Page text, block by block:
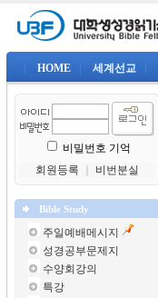
HOME 세계선교
비밀번호 기억
회원등록
비번분실
Bible Study
주일예배메시지
성경공부문제지
수양회강의
특강